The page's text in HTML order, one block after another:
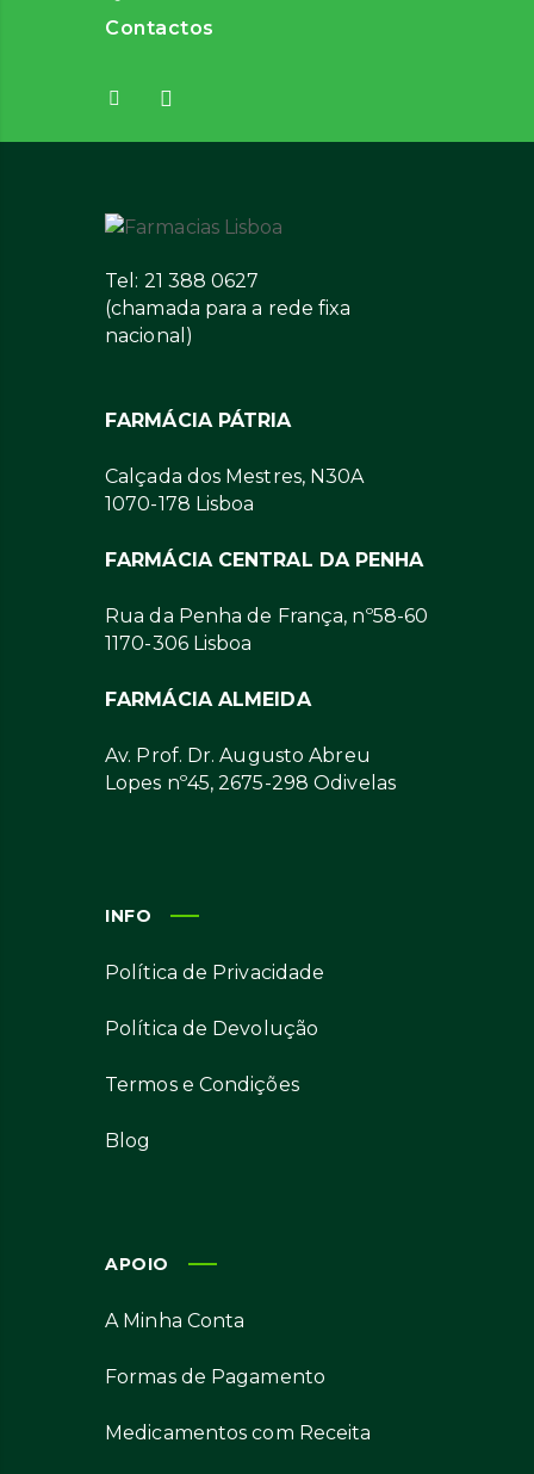
Contactos
Tel: 21 388 0627
(chamada para a rede fixa
nacional)
FARMÁCIA PÁTRIA
Calçada dos Mestres, N30A
1070-178 Lisboa
FARMÁCIA CENTRAL DA PENHA
Rua da Penha de França, nº58-60
1170-306 Lisboa
FARMÁCIA ALMEIDA
Av. Prof. Dr. Augusto Abreu
Lopes nº45, 2675-298 Odivelas
INFO
Política de Privacidade
Política de Devolução
Termos e Condições
Blog
APOIO
A Minha Conta
Formas de Pagamento
Medicamentos com Receita